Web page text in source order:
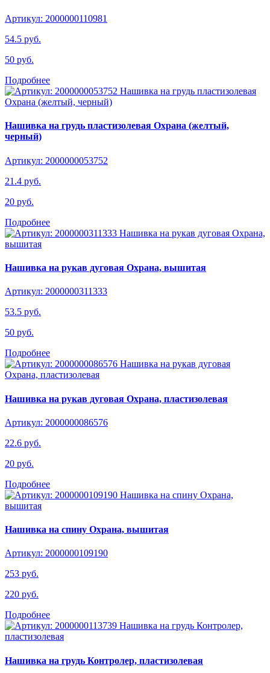
Артикул: 2000000110981
54.5 руб.
50 руб.
Подробнее
Нашивка на грудь пластизолевая Охрана (желтый,
черный)
Артикул: 2000000053752
21.4 руб.
20 руб.
Подробнее
Нашивка на рукав дуговая Охрана, вышитая
Артикул: 2000000311333
53.5 руб.
50 руб.
Подробнее
Нашивка на рукав дуговая Охрана, пластизолевая
Артикул: 2000000086576
22.6 руб.
20 руб.
Подробнее
Нашивка на спину Охрана, вышитая
Артикул: 2000000109190
253 руб.
220 руб.
Подробнее
Нашивка на грудь Контролер, пластизолевая